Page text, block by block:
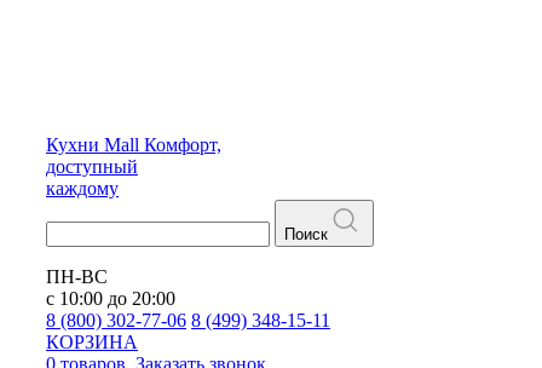
Кухни Mall Комфорт,
доступный
каждому
Поиск
ПН-ВС
с 10:00 до 20:00
8 (800) 302-77-06 8 (499) 348-15-11
КОРЗИНА
0 товаров. Заказать звонок